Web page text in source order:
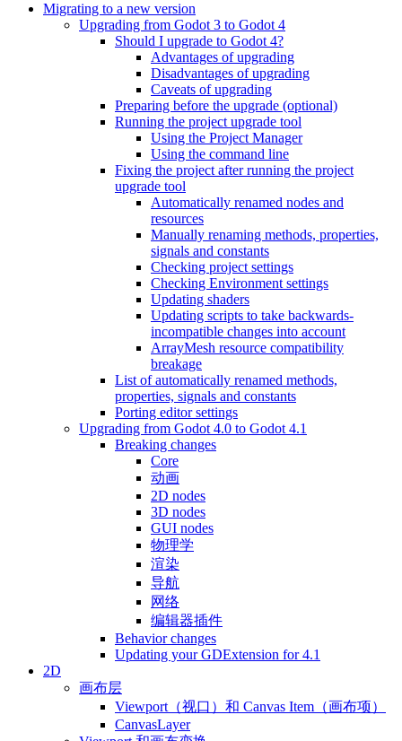
Migrating to a new version
Upgrading from Godot 3 to Godot 4
Should I upgrade to Godot 4?
Advantages of upgrading
Disadvantages of upgrading
Caveats of upgrading
Preparing before the upgrade (optional)
Running the project upgrade tool
Using the Project Manager
Using the command line
Fixing the project after running the project
upgrade tool
Automatically renamed nodes and
resources
Manually renaming methods, properties,
signals and constants
Checking project settings
Checking Environment settings
Updating shaders
Updating scripts to take backwards-
incompatible changes into account
ArrayMesh resource compatibility
breakage
List of automatically renamed methods,
properties, signals and constants
Porting editor settings
Upgrading from Godot 4.0 to Godot 4.1
Breaking changes
Core
动画
2D nodes
3D nodes
GUI nodes
物理学
渲染
导航
网络
编辑器插件
Behavior changes
Updating your GDExtension for 4.1
2D
画布层
Viewport（视口）和 Canvas Item（画布项）
CanvasLayer